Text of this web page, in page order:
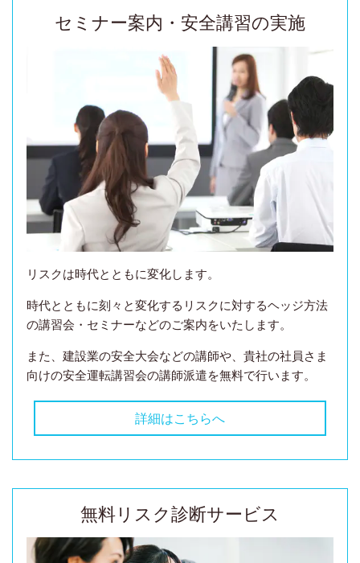
セミナー案内・安全講習の実施
リスクは時代とともに変化します。
時代とともに刻々と変化するリスクに対するヘッジ方法
の講習会・セミナーなどのご案内をいたします。
また、建設業の安全大会などの講師や、貴社の社員さま
向けの安全運転講習会の講師派遣を無料で行います。
詳細はこちらへ
無料リスク診断サービス